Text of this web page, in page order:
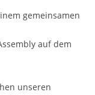
gemeinsamen
auf dem
unseren